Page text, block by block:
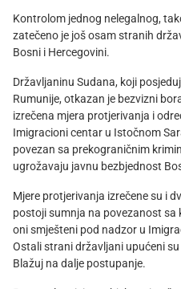
Kontrolom jednog nelegalnog,
zatečeno je još osam stranih
Bosni i Hercegovini.
Državljaninu Sudana, koji
Rumunije, otkazan je bezvizni
izrečena mjera protjerivanja i
Imigracioni centar u Istočnom
povezan sa prekograničnim
ugrožavaju javnu bezbjednost
Mjere protjerivanja izrečene su i
postoji sumnja na povezanost
oni smješteni pod nadzor u
Ostali strani državljani upućeni
Blažuj na dalje postupanje.